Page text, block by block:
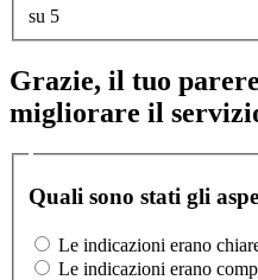
su 5
Grazie, il tuo
migliorare il
Quali sono stati gli
Le indicazioni erano
Le indicazioni erano